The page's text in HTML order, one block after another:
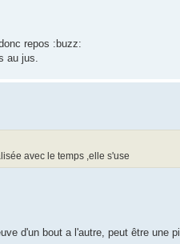
repos :buzz:
au jus.
avec le temps ,elle s'use
d'un bout a l'autre, peut être